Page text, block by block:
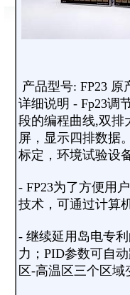
产品型号: FP23 原
详细说明 - Fp23调
段的编程曲线,双排
屏，显示四排数据
标定，环境试验设
- FP23为了方便用
技术，可通过计算
- 继续延用岛电专
力；PID参数可自
区-高温区三个区